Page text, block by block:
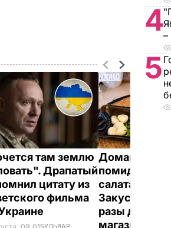
там землю
Драпатый
цитату из
фильма
БУЛЬВАР
Домашние
помидоры к
салатам и в
Закуска,
разы дешевле
магазинной
4–
5